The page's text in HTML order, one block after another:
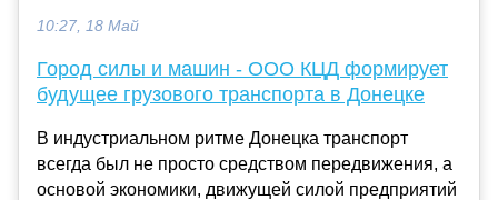
10:27, 18 Май
Город силы и машин - ООО КЦД формирует
будущее грузового транспорта в Донецке
В индустриальном ритме Донецка транспорт
всегда был не просто средством передвижения, а
основой экономики, движущей силой предприятий